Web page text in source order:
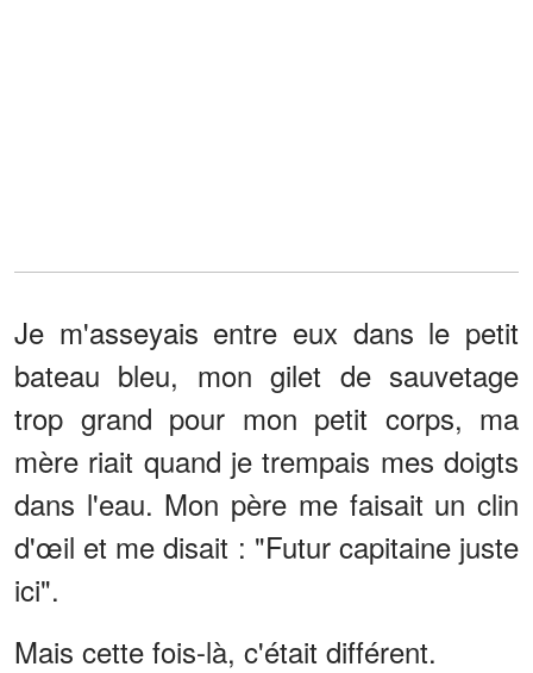
Je m'asseyais entre eux dans le petit
bateau bleu, mon gilet de sauvetage
trop grand pour mon petit corps, ma
mère riait quand je trempais mes doigts
dans l'eau. Mon père me faisait un clin
d'œil et me disait : "Futur capitaine juste
ici".
Mais cette fois-là, c'était différent.